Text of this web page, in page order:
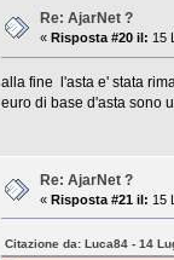
Re: AjarNet ?
« Risposta #20 il: 15
alla fine l'asta e' stata
euro di base d'asta sono
Re: AjarNet ?
«Risposta #21 il: 15
Citazione da: Luca84 - 14